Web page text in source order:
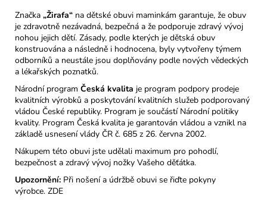
Značka „Žirafa“ na dětské obuvi maminkám garantuje, že obuv
je zdravotně nezávadná, bezpečná a že podporuje zdravý vývoj
nohou jejich dětí. Zásady, podle kterých je dětská obuv
konstruována a následně i hodnocena, byly vytvořeny týmem
odborníků a neustále jsou doplňovány podle nových vědeckých
a lékařských poznatků.
Národní program Česká kvalita je program podpory prodeje
kvalitních výrobků a poskytování kvalitních služeb podporovaný
vládou České republiky. Program je součástí Národní politiky
kvality. Program Česká kvalita je garantován vládou a vznikl na
základě usnesení vlády ČR č. 685 z 26. června 2002.
Nákupem této obuvi jste udělali maximum pro pohodlí,
bezpečnost a zdravý vývoj nožky Vašeho děťátka.
Upozornění: Při nošení a údržbě obuvi se řiďte pokyny
výrobce. ZDE